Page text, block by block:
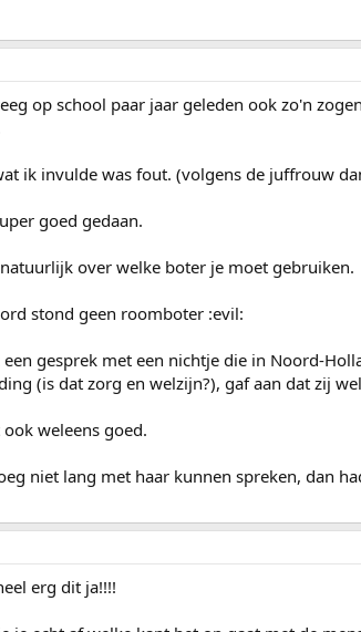
op school paar jaar geleden ook zo'n
ik invulde was fout. (volgens de juffrouw
goed gedaan.
over welke boter je moet gebruiken.
stond geen roomboter :evil:
een gesprek met een nichtje die in Noord-
(is dat zorg en welzijn?), gaf aan dat zij
weleens goed.
niet lang met haar kunnen spreken, dan
erg dit ja!!!!